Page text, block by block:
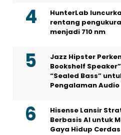
HunterLab
rentang
menjadi 710 nm
Jazz Hipster
Bookshelf
“Sealed Bass”
Pengalaman
Hisense Lansir
Berbasis AI untuk
Gaya Hidup Cerdas